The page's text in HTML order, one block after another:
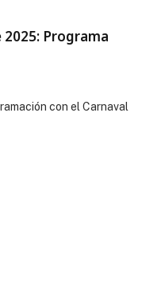
Programa
con el Carnaval